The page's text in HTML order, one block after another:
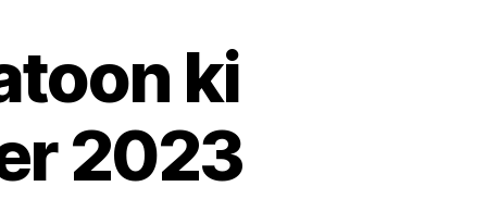
ki
2023